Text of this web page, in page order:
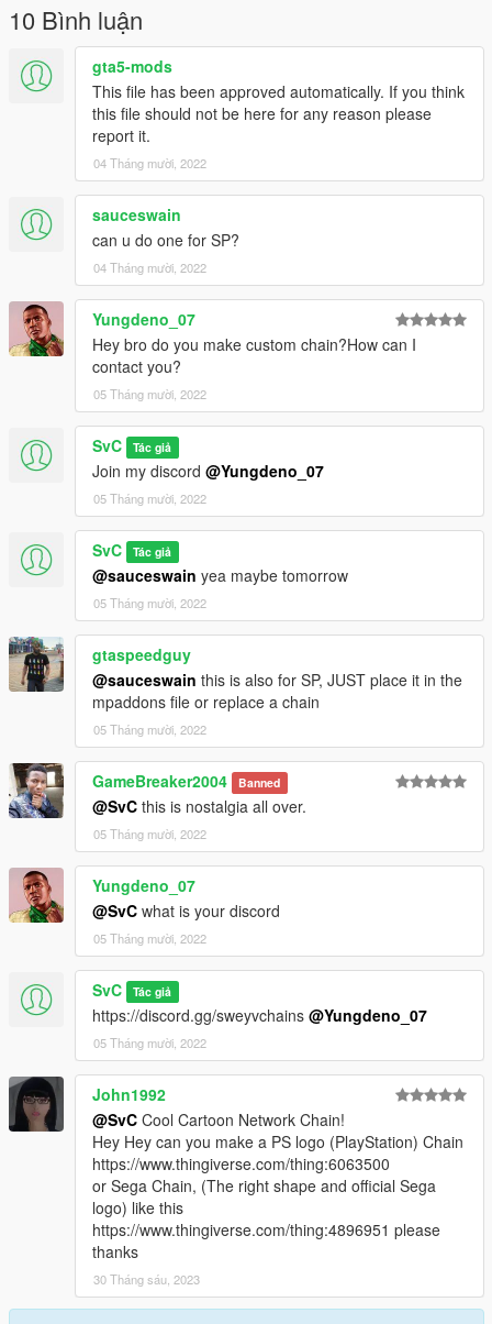
10 Bình luận
gta5-mods
This file has been approved automatically. If you think
this file should not be here for any reason please
report it.
04 Tháng mười, 2022
sauceswain
can u do one for SP?
04 Tháng mười, 2022
Yungdeno_07
Hey bro do you make custom chain?How can I
contact you?
05 Tháng mười, 2022
SvC Tác giả
Join my discord @Yungdeno_07
05 Tháng mười, 2022
SvC Tác giả
@sauceswain yea maybe tomorrow
05 Tháng mười, 2022
gtaspeedguy
@sauceswain this is also for SP, JUST place it in the
mpaddons file or replace a chain
05 Tháng mười, 2022
GameBreaker2004 Banned
@SvC this is nostalgia all over.
05 Tháng mười, 2022
Yungdeno_07
@SvC what is your discord
05 Tháng mười, 2022
SvC Tác giả
https://discord.gg/sweyvchains @Yungdeno_07
05 Tháng mười, 2022
John1992
@SvC Cool Cartoon Network Chain!
Hey Hey can you make a PS logo (PlayStation) Chain
https://www.thingiverse.com/thing:6063500
or Sega Chain, (The right shape and official Sega
logo) like this
https://www.thingiverse.com/thing:4896951 please
thanks
30 Tháng sáu, 2023